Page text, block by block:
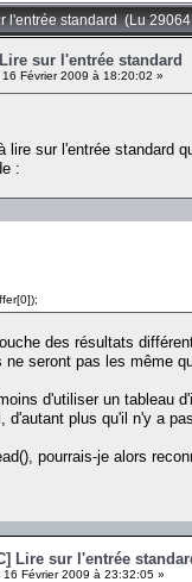
l'entrée standard (Lu
sur l'entrée standard
16 Février 2009 à 18:20:02 »
lire sur l'entrée standard
:
des résultats
seront pas les même
d'utiliser un tableau
d'autant plus qu'il n'y a
pourrais-je alors
Lire sur l'entrée
16 Février 2009 à 23:32:05 »